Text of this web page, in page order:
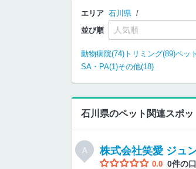
エリア 石川県
並び順
動物病院(74) トリミング(89)ペッ
SA・PA(1)その他(18)
石川県のペット関連スポ
A 株式会社笑愛 ジュ
0.0 0件の